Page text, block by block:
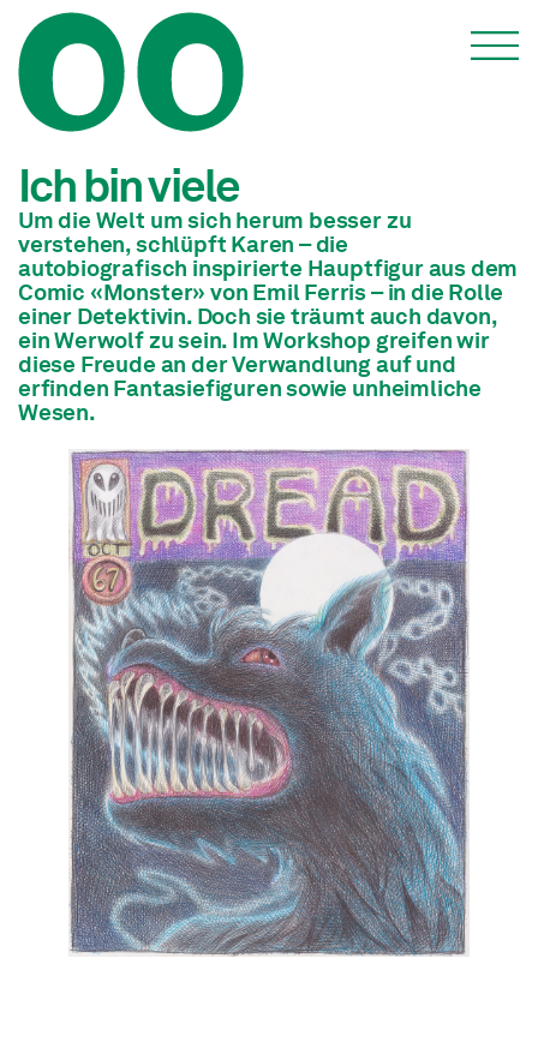
Vermittlung: Erwachsene
Ich bin viele
Um die Welt um sich herum besser zu
verstehen, schlüpft Karen – die
autobiografisch inspirierte Hauptfigur aus dem
Comic «Monster» von Emil Ferris – in die Rolle
einer Detektivin. Doch sie träumt auch davon,
ein Werwolf zu sein. Im Workshop greifen wir
diese Freude an der Verwandlung auf und
erfinden Fantasiefiguren sowie unheimliche
Wesen.